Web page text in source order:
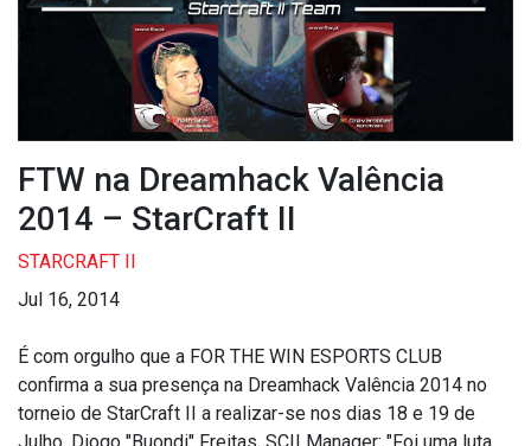
FTW na Dreamhack Valência
2014 – StarCraft II
STARCRAFT II
Jul 16, 2014
É com orgulho que a FOR THE WIN ESPORTS CLUB
confirma a sua presença na Dreamhack Valência 2014 no
torneio de StarCraft II a realizar-se nos dias 18 e 19 de